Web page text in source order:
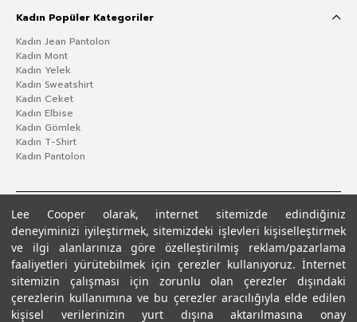
Lee Cooper olarak, internet sitemizde edindiğiniz
deneyiminizi iyileştirmek, sitemizdeki işlevleri kişiselleştirmek
ve ilgi alanlarınıza göre özelleştirilmiş reklam/pazarlama
faaliyetleri yürütebilmek için çerezler kullanıyoruz. İnternet
sitemizin çalışması için zorunlu olan çerezler dışındaki
çerezlerin kullanımına ve bu çerezler aracılığıyla elde edilen
kişisel verilerinizin yurt dışına aktarılmasına onay
Kadın Popüler Kategoriler
Kadın Jean Pantolon
Kadın Mont
Kadın Yelek
Kadın Sweatshirt
Kadın Ceket
Kadın Elbise
Kadın Gömlek
Kadın T-Shirt
Kadın Pantolon
Gizlilik PolitikasıÇerez Politikası KVKK Aydınlatma MetniŞartlar ve Koşullar
© 2026 Leecooper - Tüm Hakları Saklıdır.